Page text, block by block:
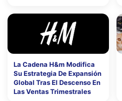
La Cadena H&m Modifica
Su Estrategia De Expansión
Global Tras El Descenso En
Las Ventas Trimestrales